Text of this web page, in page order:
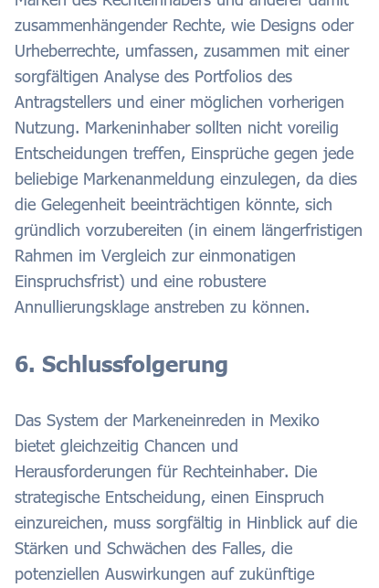
zusammenhängender Rechte, wie Designs oder
Urheberrechte, umfassen, zusammen mit einer
sorgfältigen Analyse des Portfolios des
Antragstellers und einer möglichen vorherigen
Nutzung. Markeninhaber sollten nicht voreilig
Entscheidungen treffen, Einsprüche gegen jede
beliebige Markenanmeldung einzulegen, da dies
die Gelegenheit beeinträchtigen könnte, sich
gründlich vorzubereiten (in einem längerfristigen
Rahmen im Vergleich zur einmonatigen
Einspruchsfrist) und eine robustere
Annullierungsklage anstreben zu können.
6. Schlussfolgerung
Das System der Markeneinreden in Mexiko
bietet gleichzeitig Chancen und
Herausforderungen für Rechteinhaber. Die
strategische Entscheidung, einen Einspruch
einzureichen, muss sorgfältig in Hinblick auf die
Stärken und Schwächen des Falles, die
potenziellen Auswirkungen auf zukünftige